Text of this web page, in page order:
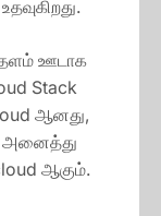
தளம் ஊடாக
Stack
ஆனது,
அனைத்து
ஆகும்.